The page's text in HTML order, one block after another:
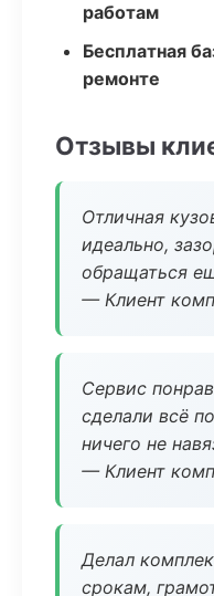
работам
Бесплатная
ремонте
Отзывы
Отличная
идеально,
обращаться
— Клиент
Сервис
сделали всё
ничего не
— Клиент
Делал
срокам,